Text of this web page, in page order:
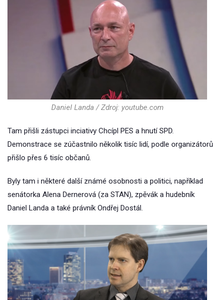
Daniel Landa / Zdroj: youtube.com
Tam přišli zástupci inciativy Chcípl PES a hnutí SPD.
Demonstrace se zúčastnilo několik tisíc lidí, podle organizátorů
přišlo přes 6 tisíc občanů.
Byly tam i některé další známé osobnosti a politici, například
senátorka Alena Dernerová (za STAN), zpěvák a hudebník
Daniel Landa a také právník Ondřej Dostál.